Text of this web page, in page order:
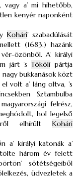
, vagy a’ mi hihetőbb,
kenyér naponként
Kohári’ szabadúlását
(1683.) hazánk
özönből. A’ királyi
járt ’s Tököli’ pártja
nagy bukkanások közt
volt a’ láng oltva, ’s
Sztambulba
felrész,
hol legelső
elhírűlt Kohári
a’ királyi katonák a’
három év felett
sötétségeiből
üdvezletek a